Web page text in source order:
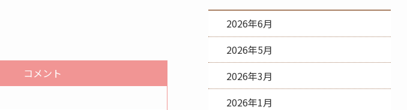
コメント
2026年6月
2026年5月
2026年3月
2026年1月